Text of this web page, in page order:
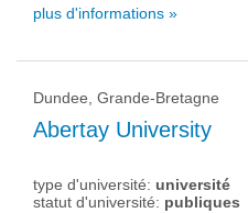
statut d'université
plus d'informations »
Dundee, Grande-Bretagne
Abertay University
type d'université: université
statut d'université: publiques